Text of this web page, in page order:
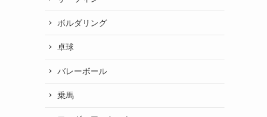
ボルダリング
卓球
バレーボール
乗馬